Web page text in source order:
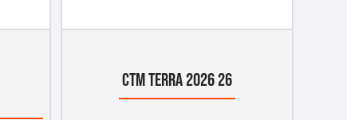
CTM TERRA 2026 26